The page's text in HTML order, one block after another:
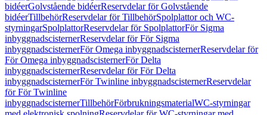
bidéerGolvstående bidéerReservdelar för Golvstående
bidéerTillbehörReservdelar för TillbehörSpolplattor och WC-
styrningarSpolplattorReservdelar för SpolplattorFör Sigma
inbyggnadscisternerReservdelar för För Sigma
inbyggnadscisternerFör Omega inbyggnadscisternerReservdelar för
För Omega inbyggnadscisternerFör Delta
inbyggnadscisternerReservdelar för För Delta
inbyggnadscisternerFör Twinline inbyggnadscisternerReservdelar
för För Twinline
inbyggnadscisternerTillbehörFörbrukningsmaterialWC-styrningar